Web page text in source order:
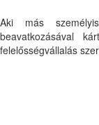
Aki más
beavatkozásával
felelősségvállalás